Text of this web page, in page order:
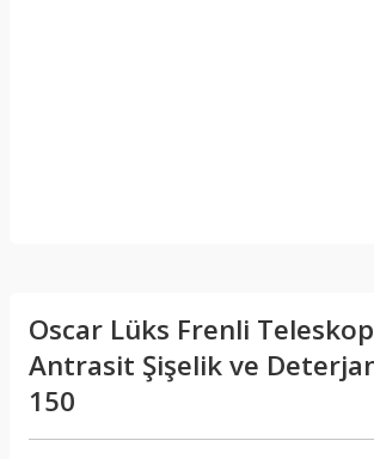
Oscar Lüks Frenli
Antrasit Şişelik ve
150